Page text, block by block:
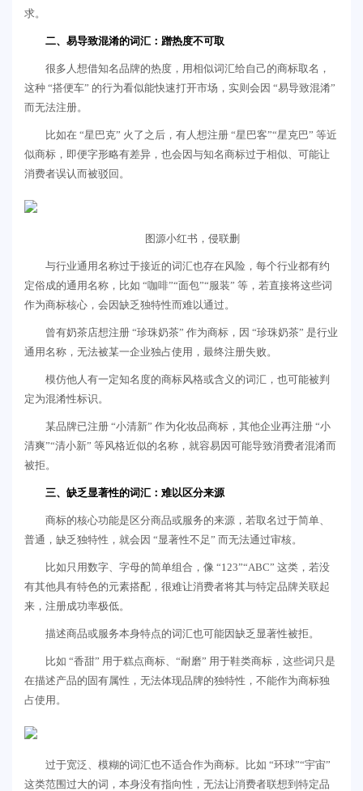
求。
二、易导致混淆的词汇：蹭热度不可取
很多人想借知名品牌的热度，用相似词汇给自己的商标取名，
这种 “搭便车” 的行为看似能快速打开市场，实则会因 “易导致混淆”
而无法注册。
比如在 “星巴克” 火了之后，有人想注册 “星巴客”“星克巴” 等近
似商标，即便字形略有差异，也会因与知名商标过于相似、可能让
消费者误认而被驳回。
图源小红书，侵联删
与行业通用名称过于接近的词汇也存在风险，每个行业都有约
定俗成的通用名称，比如 “咖啡”“面包”“服装” 等，若直接将这些词
作为商标核心，会因缺乏独特性而难以通过。
曾有奶茶店想注册 “珍珠奶茶” 作为商标，因 “珍珠奶茶” 是行业
通用名称，无法被某一企业独占使用，最终注册失败。
模仿他人有一定知名度的商标风格或含义的词汇，也可能被判
定为混淆性标识。
某品牌已注册 “小清新” 作为化妆品商标，其他企业再注册 “小
清爽”“清小新” 等风格近似的名称，就容易因可能导致消费者混淆而
被拒。
三、缺乏显著性的词汇：难以区分来源
商标的核心功能是区分商品或服务的来源，若取名过于简单、
普通，缺乏独特性，就会因 “显著性不足” 而无法通过审核。
比如只用数字、字母的简单组合，像 “123”“ABC” 这类，若没
有其他具有特色的元素搭配，很难让消费者将其与特定品牌关联起
来，注册成功率极低。
描述商品或服务本身特点的词汇也可能因缺乏显著性被拒。
比如 “香甜” 用于糕点商标、“耐磨” 用于鞋类商标，这些词只是
在描述产品的固有属性，无法体现品牌的独特性，不能作为商标独
占使用。
过于宽泛、模糊的词汇也不适合作为商标。比如 “环球”“宇宙”
这类范围过大的词，本身没有指向性，无法让消费者联想到特定品